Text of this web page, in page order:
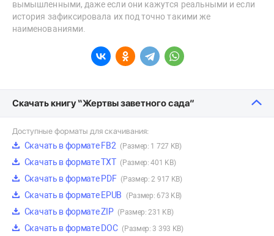
вымышленными, даже если они кажутся реальными и если
история зафиксировала их под точно такими же
наименованиями.
Скачать книгу “Жертвы заветного сада”
Доступные форматы для скачивания:
Скачать в формате FB2 (Размер: 1 727 KB)
Скачать в формате TXT (Размер: 401 KB)
Скачать в формате PDF (Размер: 2 917 KB)
Скачать в формате EPUB (Размер: 673 KB)
Скачать в формате ZIP (Размер: 231 KB)
Скачать в формате DOC (Размер: 3 393 KB)